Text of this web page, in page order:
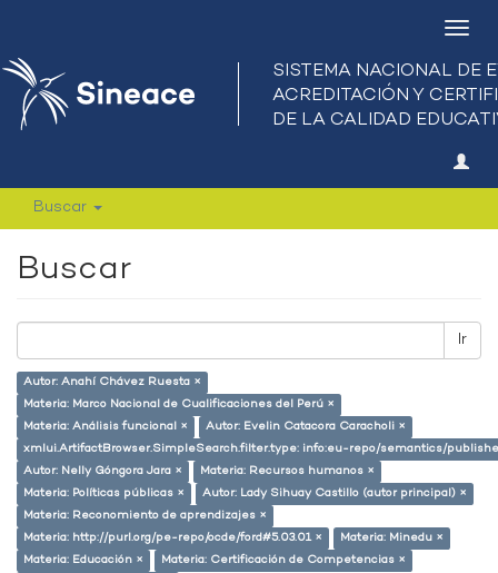
Buscar
Buscar
Ir
Autor: Anahí Chávez Ruesta ×
Materia: Marco Nacional de Cualificaciones del Perú ×
Materia: Análisis funcional ×
Autor: Evelin Catacora Caracholi ×
xmlui.ArtifactBrowser.SimpleSearch.filter.type: info:eu-repo/semantics/
Autor: Nelly Góngora Jara ×
Materia: Recursos humanos ×
Materia: Políticas públicas ×
Autor: Lady Sihuay Castillo (autor principal) ×
Materia: Reconomiento de aprendizajes ×
Materia: http://purl.org/pe-repo/ocde/ford#5.03.01 ×
Materia: Minedu ×
Materia: Educación ×
Materia: Certificación de Competencias ×